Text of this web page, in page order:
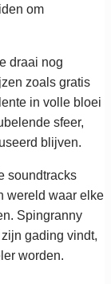
om
draai nog
zoals gratis
in volle bloei
sfeer,
blijven.
soundtracks
wereld waar elke
Spingranny
gading vindt,
worden.